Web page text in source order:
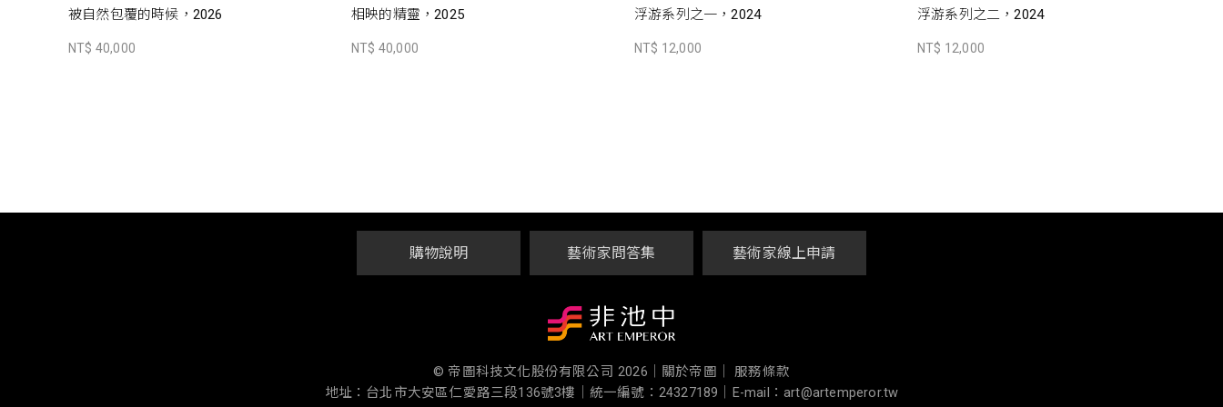
被自然包覆的時候，2026
NT$ 40,000
相映的精靈，2025
NT$ 40,000
浮游系列之一，2024
NT$ 12,000
浮游系列之二，2024
NT$ 12,000
購物說明 藝術家問答集 藝術家線上申請
© 帝圖科技文化股份有限公司 2026 關於帝圖｜
服務條款
地址：台北市大安區仁愛路三段136號3樓
統一編號：24327189 E-mail：art@artemperor.tw